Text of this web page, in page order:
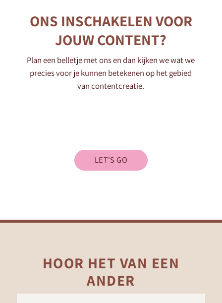
ONS INSCHAKELEN VOOR
JOUW CONTENT?
Plan een belletje met ons en dan kijken we wat we
precies voor je kunnen betekenen op het gebied
van contentcreatie.
LET'S GO
HOOR HET VAN EEN
ANDER